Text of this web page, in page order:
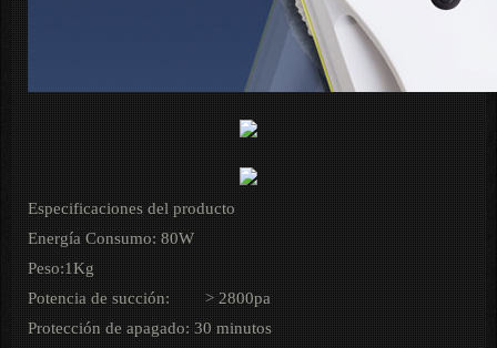
Especificaciones del producto
Energía Consumo: 80W
Peso:1Kg
Potencia de succión:
> 2800pa
Protección de apagado: 30 minutos